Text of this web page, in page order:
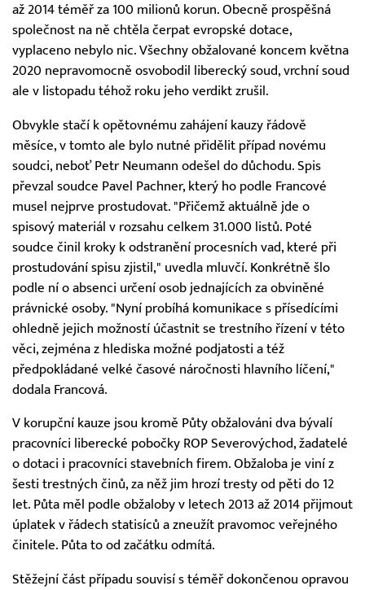
až 2014 téměř za 100 milionů korun. Obecně prospěšná
společnost na ně chtěla čerpat evropské dotace,
vyplaceno nebylo nic. Všechny obžalované koncem května
2020 nepravomocně osvobodil liberecký soud, vrchní soud
ale v listopadu téhož roku jeho verdikt zrušil.
Obvykle stačí k opětovnému zahájení kauzy řádově
měsíce, v tomto ale bylo nutné přidělit případ novému
soudci, neboť Petr Neumann odešel do důchodu. Spis
převzal soudce Pavel Pachner, který ho podle Francové
musel nejprve prostudovat. "Přičemž aktuálně jde o
spisový materiál v rozsahu celkem 31.000 listů. Poté
soudce činil kroky k odstranění procesních vad, které při
prostudování spisu zjistil," uvedla mluvčí. Konkrétně šlo
podle ní o absenci určení osob jednajících za obviněné
právnické osoby. "Nyní probíhá komunikace s přísedícími
ohledně jejich možností účastnit se trestního řízení v této
věci, zejména z hlediska možné podjatosti a též
předpokládané velké časové náročnosti hlavního líčení,"
dodala Francová.
V korupční kauze jsou kromě Půty obžalováni dva bývalí
pracovníci liberecké pobočky ROP Severovýchod, žadatelé
o dotaci i pracovníci stavebních firem. Obžaloba je viní z
šesti trestných činů, za něž jim hrozí tresty od pěti do 12
let. Půta měl podle obžaloby v letech 2013 až 2014 přijmout
úplatek v řádech statisíců a zneužít pravomoc veřejného
činitele. Půta to od začátku odmítá.
Stěžejní část případu souvisí s téměř dokončenou opravou